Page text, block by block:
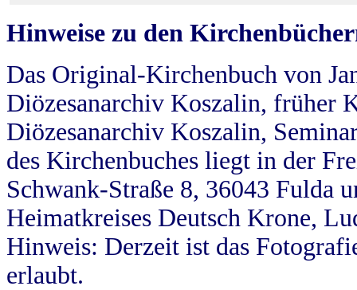
Hinweise zu den
Das Original-Kirchenbuch von
Diözesanarchiv Koszalin, früher
Diözesanarchiv Koszalin,
des Kirchenbuches liegt in der
Schwank-Straße 8, 36043 Fulda
Heimatkreises Deutsch Krone,
Hinweis: Derzeit ist das
erlaubt.